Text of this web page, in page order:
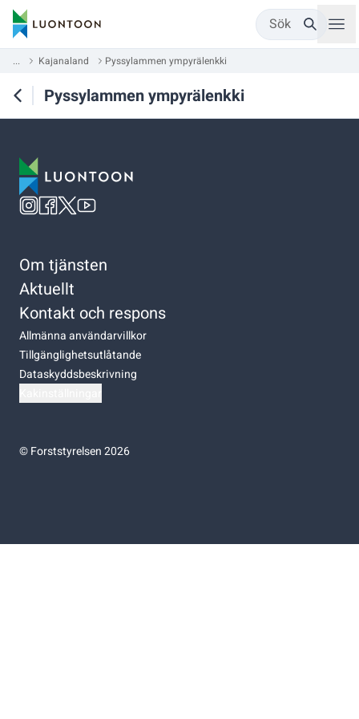
Sök
... Kajanaland Pyssylammen ympyrälenkki
Pyssylammen ympyrälenkki
Om tjänsten
Aktuellt
Kontakt och respons
Allmänna användarvillkor
Tillgänglighetsutlåtande
Dataskyddsbeskrivning
©Forststyrelsen 2026